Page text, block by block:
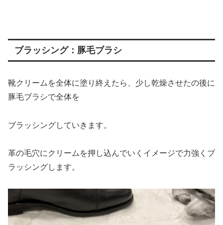
ブラッシング：豚毛ブラシ
靴クリームを全体に塗り終えたら、少し乾燥させたの後に
豚毛ブラシで全体を
ブラッシングしていきます。
革の毛穴にクリームを押し込んでいくイメージで力強くブ
ラッシングします。